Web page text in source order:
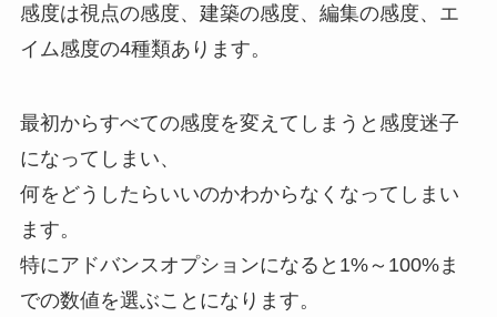
感度は視点の感度、建築の感度、編集の感度、エ
イム感度の4種類あります。
最初からすべての感度を変えてしまうと感度迷子
になってしまい、
何をどうしたらいいのかわからなくなってしまい
ます。
特にアドバンスオプションになると1%～100%ま
での数値を選ぶことになります。